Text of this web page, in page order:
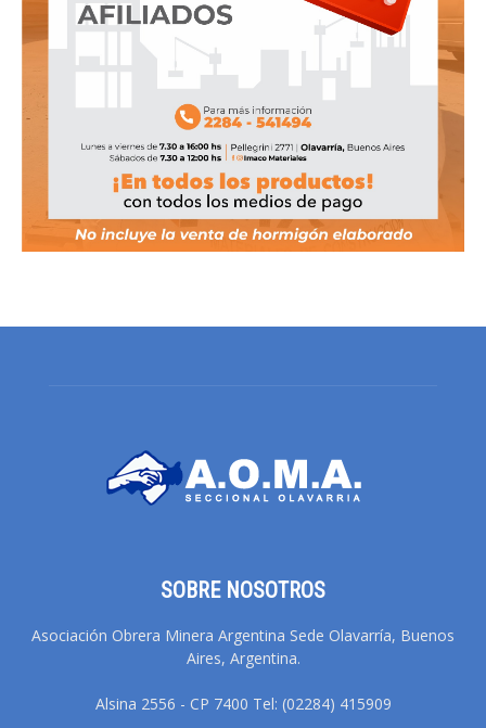
SOBRE NOSOTROS
Asociación Obrera Minera Argentina Sede Olavarría, Buenos
Aires, Argentina.
Alsina 2556 - CP 7400 Tel: (02284) 415909